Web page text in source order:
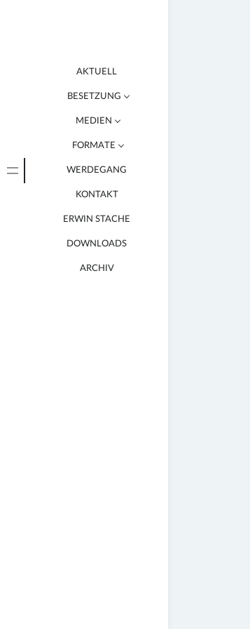
AKTUELL
BESETZUNG
BENJAMIN STACHE
CONSTANTIN SUPPEE
FERDINAND STÖREL
MARIE NANDICO
FELIX KLINGNER
MEDIEN
VIDEOS
FOTOS
FORMATE
KONZERTE
RAHMENPROGRAMME
SPEZIELLE AKTIONEN
GASTAUFTRITTE
ZUM MITMACHEN
WERDEGANG
KONTAKT
ERWIN STACHE
DOWNLOADS
ARCHIV